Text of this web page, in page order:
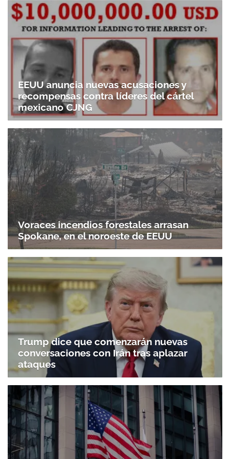
EEUU anuncia nuevas acusaciones y
recompensas contra líderes del cártel
mexicano CJNG
Voraces incendios forestales arrasan
Spokane, en el noroeste de EEUU
Trump dice que comenzarán nuevas
conversaciones con Irán tras aplazar
ataques